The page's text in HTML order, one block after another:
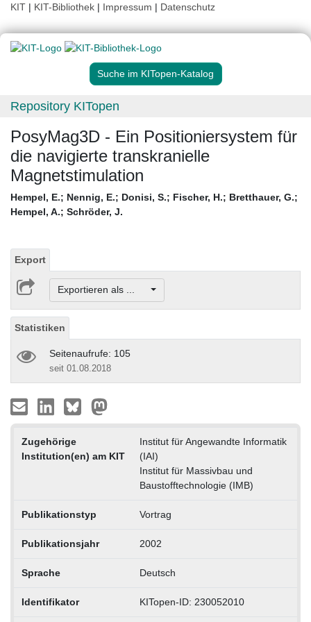
KIT | KIT-Bibliothek | Impressum | Datenschutz
Suche im KITopen-Katalog
Repository KITopen
PosyMag3D - Ein Positioniersystem für
die navigierte transkranielle
Magnetstimulation
Hempel, E.; Nennig, E.; Donisi, S.; Fischer, H.; Bretthauer, G.;
Hempel, A.; Schröder, J.
Export
Exportieren als ...
Statistiken
Seitenaufrufe: 105
seit 01.08.2018
Zugehörige
Institution(en) am KIT
Institut für Angewandte Informatik
(IAI)
Institut für Massivbau und
Baustofftechnologie (IMB)
Publikationstyp Vortrag
Publikationsjahr 2002
Sprache Deutsch
Identifikator KITopen-ID: 230052010